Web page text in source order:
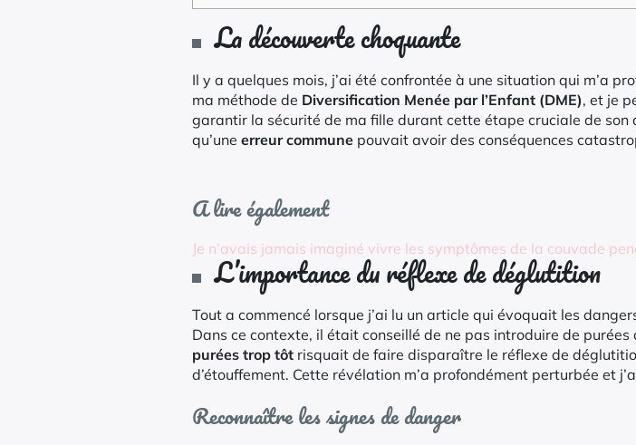
La découverte choquante
Il y a quelques mois, j’ai été confrontée à une situation qui m’a
ma méthode de Diversification Menée par l’Enfant (DME), et je
garantir la sécurité de ma fille durant cette étape cruciale de
qu’une erreur commune pouvait avoir des conséquences
A lire également
Je n’avais jamais imaginé vivre les symptômes de la couvade
L’importance du réflexe de déglutition
Tout a commencé lorsque j’ai lu un article qui évoquait les
Dans ce contexte, il était conseillé de ne pas introduire de
purées trop tôt risquait de faire disparaître le réflexe de
d’étouffement. Cette révélation m’a profondément perturbée et
Reconnaître les signes de danger